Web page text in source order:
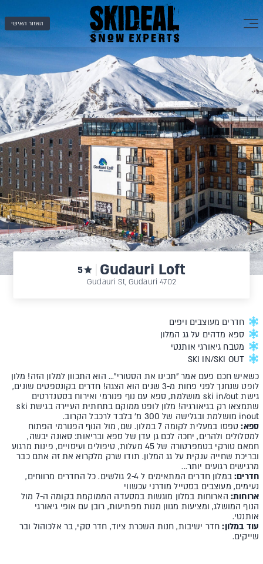
האזור האישי
Gudauri Loft
5
4702 Gudauri St, Gudauri
חדרים מעוצבים ויפים
ספא מדהים על גג המלון
מטבח גיאורגי אותנטי
SKI IN/SKI OUT
כשאיש חכם פעם אמר "תכינו את הסטורי"... הוא התכוון למלון הזה! מלון
לופט שנחנך לפני פחות מ-3 שנים הוא הצגה! חדרים בקונספטים שונים,
גישת ski in/out מושלמת, ספא עם נוף פנורמי ואירוח בסטנדרטים
שתמצאו רק בגיאורגיה!
מלון לופט ממוקם בתחתית העיירה בגישת ski
inout מושלמת ובגלישה של 300 מ' בלבד לרכבל הקרוב.
ספא:
טפסו במעלית לקומה 7 במלון. שם, מול הנוף הפנורמי הפתוח
למסלולים ולהרים, יחכה לכם גן עדן של ספא ובריאות: סאונה יבשה,
חמאם טורקי בטמפרטורה של 45 מעלות, טיפולים ועיסויים, פינות מרגוע
ובריכת שחייה ענקית על גג המלון. תודו שרק מלקרוא את זה אתם כבר
מרגישים רגועים יותר...
חדרים:
במלון חדרים המתאימים ל 2-4 גולשים. כל החדרים מרווחים,
נעימים, מעוצבים בסטייל מודרני עכשווי
ארוחות:
הארוחות במלון מוגשות במסעדה הממוקמת בקומה ה-7 מול
הנוף המושלג, ומציעות מגוון מנות מפתיעות, רובן עם אופי גיאורגי
אותנטי.
עוד במלון: חדר ישיבות, חנות השכרת ציוד, חדר סקי, בר אלכוהול ובר
שייקים.